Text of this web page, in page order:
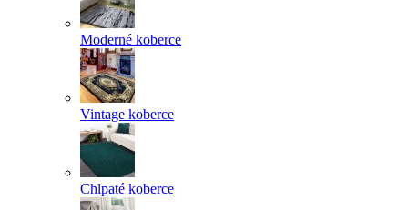
Moderné koberce
Vintage koberce
Chlpaté koberce